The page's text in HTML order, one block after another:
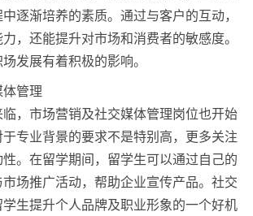
逐渐培养的素质。通过与客户的互动，
，还能提升对市场和消费者的敏感度。
发展有着积极的影响。
管理
临，市场营销及社交媒体管理岗位也开始
专业背景的要求不是特别高，更多关注
。在留学期间，留学生可以通过自己的
场推广活动，帮助企业宣传产品。社交
生提升个人品牌及职业形象的一个好机